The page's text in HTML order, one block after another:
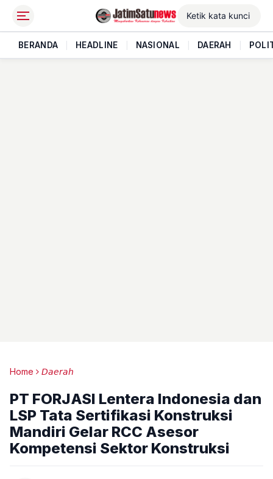
BERANDA HEADLINE NASIONAL DAERAH
Home 𝘋𝘢𝘦𝘳𝘢𝘩
PT FORJASI Lentera Indonesia dan
LSP Tata Sertifikasi Konstruksi
Mandiri Gelar RCC Asesor
Kompetensi Sektor Konstruksi